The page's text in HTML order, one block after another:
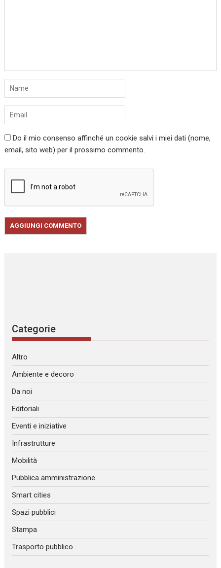
Do il mio consenso affinché un cookie salvi i miei dati (nome,
email, sito web) per il prossimo commento.
Categorie
Altro
Ambiente e decoro
Da noi
Editoriali
Eventi e iniziative
Infrastrutture
Mobilità
Pubblica amministrazione
Smart cities
Spazi pubblici
Stampa
Trasporto pubblico